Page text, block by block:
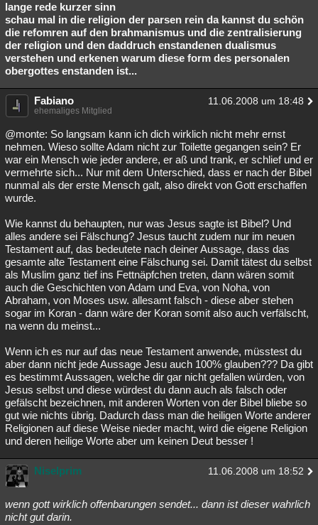
lange rede kurzer sinn
schau mal in die religion der parsen rein da kannst du schön
die refomren auf den brahmanismus und die zentralisierung
der religion und den daddruch enstandenen dualismus
verstehen und erkenen warum diese form des personalen
obergottes enstanden ist...
Fabiano 11.06.2008 um 18:48
ehemaliges Mitglied
@monte: So langsam kann ich dich wirklich nicht mehr ernst
nehmen. Wieso sollte Adam nicht zur Toilette gegangen sein? Er
war ein Mensch wie jeder andere, er aß und trank, er schlief und er
vermehrte sich... Nur mit dem Unterschied, dass er nach der Bibel
nunmal als der erste Mensch galt, also direkt von Gott erschaffen
wurde.
Wie kannst du behaupten, nur was Jesus sagte ist Bibel? Und
alles andere sei Fälschung? Jesus taucht zudem nur im neuen
Testament auf, das bedeutete nach deiner Aussage, dass das
gesamte alte Testament eine Fälschung sei. Damit tätest du selbst
als Muslim ganz tief ins Fettnäpfchen treten, dann wären somit
auch die Geschichten von Adam und Eva, von Noha, von
Abraham, von Moses usw. allesamt falsch - diese aber stehen
sogar im Koran - dann wäre der Koran somit also auch verfälscht,
na wenn du meinst...
Wenn ich es nur auf das neue Testament anwende, müsstest du
aber dann nicht jede Aussage Jesu auch 100% glauben??? Da gibt
es bestimmt Aussagen, welche dir gar nicht gefallen würden, von
Jesus selbst und diese würdest du dann auch als falsch oder
gefälscht bezeichnen, mit anderen Worten von der Bibel bliebe so
gut wie nichts übrig. Dadurch dass man die heiligen Worte anderer
Religionen auf diese Weise nieder macht, wird die eigene Religion
und deren heilige Worte aber um keinen Deut besser !
Niselprim 11.06.2008 um 18:52
wenn gott wirklich offenbarungen sendet... dann ist dieser wahrlich
nicht gut darin.